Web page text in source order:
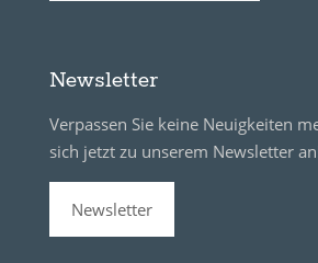
Newsletter
Verpassen Sie keine Neuigkeiten
sich jetzt zu unserem Newsletter
Newsletter